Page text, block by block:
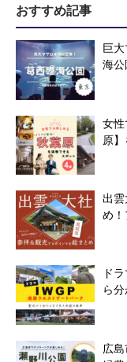
おすすめ記事
巨
海公
女性
原
出雲
め！
ド
ら
広